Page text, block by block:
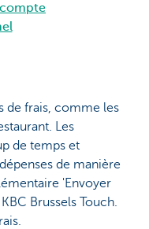
de frais, comme les
Les
de temps et
de manière
'Envoyer
Brussels Touch.